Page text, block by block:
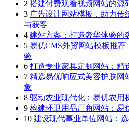
2 搭建付费观看视频网站的源
3 广告设计网站模板，助力传
与获客
4 建站方案：打造奢华体验的
5 易优CMS外贸网站模板推
验
6 打造专业家具定制网站：精
7 精选易优响应式美容护肤网
象
8 驱动农业现代化：易优农用
9 构建环卫用品厂商网站：易
10 建设现代事业单位网站：